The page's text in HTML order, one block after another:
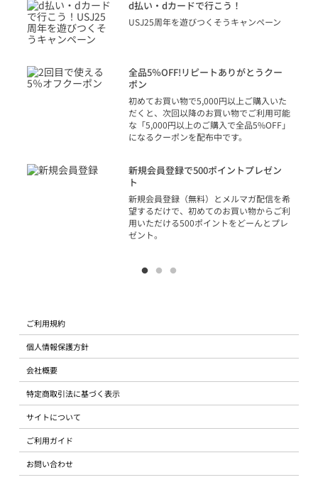
d払い・dカードで行こう！
USJ25周年を遊びつくそうキャンペーン
全品5％OFF!リピートありがとうクー
ポン
初めてお買い物で5,000円以上ご購入いた
だくと、次回以降のお買い物でご利用可能
な「5,000円以上のご購入で全品5%OFF」
になるクーポンを配布中です。
新規会員登録で500ポイントプレゼン
ト
新規会員登録（無料）とメルマガ配信を希
望するだけで、初めてのお買い物からご利
用いただける500ポイントをどーんとプレ
ゼント。
ご利用規約
個人情報保護方針
会社概要
特定商取引法に基づく表示
サイトについて
ご利用ガイド
お問い合わせ